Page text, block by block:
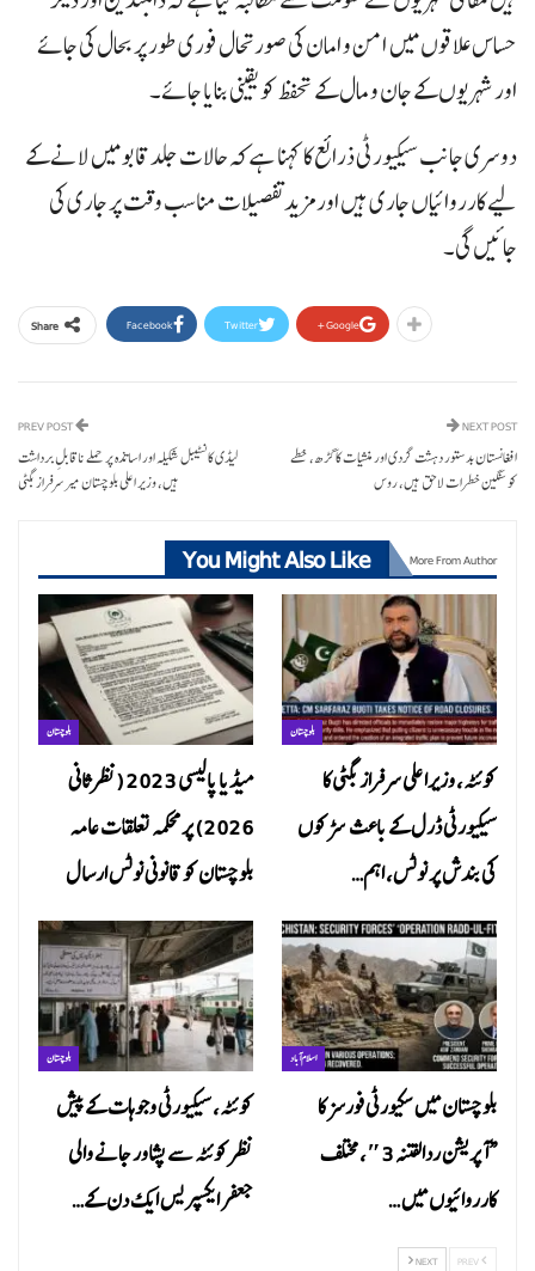
حساس علاقوں میں امن و امان کی صورتحال فوری طور پر بحال کی جائے
اور شہریوں کے جان و مال کے تحفظ کو یقینی بنایا جائے۔
دوسری جانب سیکیورٹی ذرائع کا کہنا ہے کہ حالات جلد قابو میں لانے کے
لیے کارروائیاں جاری ہیں اور مزید تفصیلات مناسب وقت پر جاری کی
جائیں گی۔
Share Facebook Twitter Google+
لیڈی کانسٹیبل شکیلہ اور اساتذہ پر حملے ناقابلِ برداشت
ہیں، وزیر اعلی بلوچستان میر سرفراز بگٹی
NEXT POST
افغانستان بدستور دہشت گردی اور منشیات کا گڑھ، خطے
کو سنگین خطرات لاحق ہیں، روس
You Might Also Like More From Author
بلوچستان
میڈیا پالیسی 2023 (نظرثانی
2026) پر محکمہ تعلقات عامہ
بلوچستان کو قانونی نوٹس ارسال
بلوچستان
کوئٹہ، وزیراعلی سرفراز بگٹی کا
سیکیورٹی ڈرل کے باعث سڑکوں
کی بندش پر نوٹس، اہم…
بلوچستان
کوئٹہ، سیکیورٹی وجوہات کے پیش
نظر کوئٹہ سے پشاور جانے والی
جعفر ایکسپریس ایک دن کے…
اسلام آباد
بلوچستان میں سکیورٹی فورسز کا
“آپریشن ردالفتنہ 3″، مختلف
کارروائیوں میں…
NEXT